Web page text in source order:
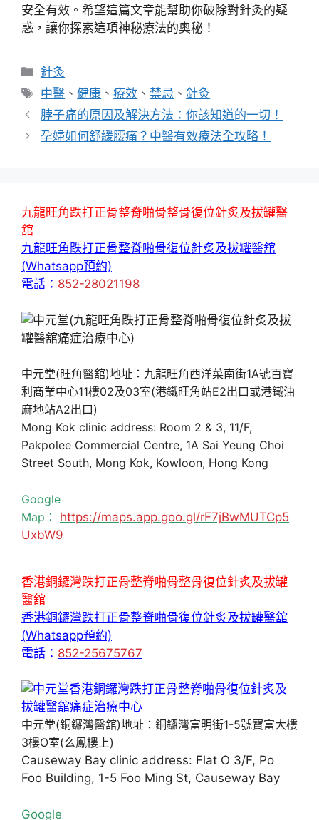
安全有效。希望這篇文章能幫助你破除對針灸的疑
惑，讓你探索這項神秘療法的奧秘！
分
類
針灸
標
籤
中醫 、健康 、療效 、禁忌 、 針灸
脖子痛的原因及解決方法：你該知道的一切！
孕婦如何舒緩腰痛？中醫有效療法全攻略！
九龍旺角跌打正骨整脊啪骨整骨復位針炙及拔罐醫
舘
九龍旺角跌打正骨整脊啪骨復位針炙及拔罐醫舘
(Whatsapp預約)
電話： 852-28021198
中元堂(旺角醫舘)地址：九龍旺角西洋菜南街1A號百寶
利商業中心11樓02及03室(港鐵旺角站E2出口或港鐵油
麻地站A2出口)
Mong Kok clinic address: Room 2 & 3, 11/F,
Pakpolee Commercial Centre, 1A Sai Yeung Choi
Street South, Mong Kok, Kowloon, Hong Kong
Google
Map： https://maps.app.goo.gl/rF7jBwMUTCp5
UxbW9
香港銅鑼灣跌打正骨整脊啪骨整骨復位針炙及拔罐
醫舘
香港銅鑼灣跌打正骨整脊啪骨復位針炙及拔罐醫舘
(Whatsapp預約)
電話： 852-25675767
中元堂(銅鑼灣醫舘)地址：銅鑼灣富明街1-5號寶富大樓
3樓O室(么鳳樓上)
Causeway Bay clinic address: Flat O 3/F, Po
Foo Building, 1-5 Foo Ming St, Causeway Bay
Google